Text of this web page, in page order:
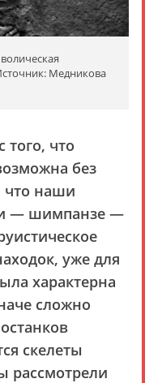
Медникова
что
без
что наши
— шимпанзе —
уже для
характерна
сложно
скелеты
рассмотрели